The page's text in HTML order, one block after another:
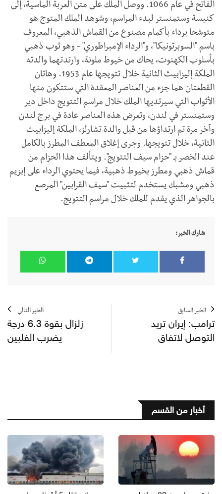
الفاتح في عام 1066. ووصل الملك على متن العربة الماسية، إلى
كنيسة وستمنستر لبدء المراسم، وشوهد الملك المتوج هو
متوشحا برداء بأكمام مصنوع من القماش الذهبي، المعروف
باسم "السوبرتونيكا"، و"الرداء الإمبراطوري" - وهو ثوب ذهبي
بأسلوب الكهنوت، يحاك من خيوط ملونة، وارتدتهما والدته
الملكة إليزابيث الثانية خلال تتويجها عام 1953. وهاتان
القطعتان هما جزء من العناصر المعقدة التي ستتكون منها
الأثواب التي سيرتديها الملك خلال مراسم التتويج داخل دير
وستمنستر في لندن، وتعرض هذه العناصر عادة في برج لندن
وآخر مرة تم ارتداؤها من قبل والدة تشارلز، الملكة إليزابيث
الثانية، خلال تتويجها. وجرى إغلاق المعطف المطرز بالكامل
عند الخصر بـ "حزام سيف التتويج". ويتألف هذا الحزام من
قماش ذهبي ومطرز بخيوط ذهبية، فيما يحتوي الرداء على إبزيم
ذهبي ومشبك يستخدم لتثبيت "سيف القرابين" المرصع
بالجواهر الذي يقدم للملك خلال مراسم التتويج.
شارك الخبر:
الخبر السابق
ترامب: إيران تريد
التوصل لاتفاق
الخبر التالي
زلزال بقوة 6.3 درجة
يضرب الفلبين
أخبار من القسم